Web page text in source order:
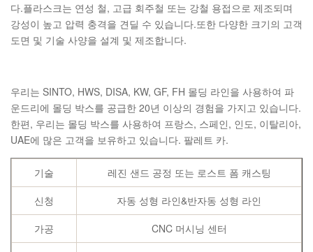
다.플라스크는 연성 철, 고급 회주철 또는 강철 용접으로 제조되며
강성이 높고 압력 충격을 견딜 수 있습니다.또한 다양한 크기의 고객
도면 및 기술 사양을 설계 및 제조합니다.
우리는 SINTO, HWS, DISA, KW, GF, FH 몰딩 라인을 사용하여 파
운드리에 몰딩 박스를 공급한 20년 이상의 경험을 가지고 있습니다.
한편, 우리는 몰딩 박스를 사용하여 프랑스, ​​스페인, 인도, 이탈리아,
UAE에 많은 고객을 보유하고 있습니다. 팔레트 카.
기술
레진 샌드 공정 또는 로스트 폼 캐스팅
신청
자동 성형 라인&반자동 성형 라인
가공
CNC 머시닝 센터